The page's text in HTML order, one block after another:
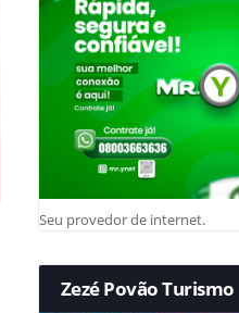
Seu provedor de internet.
Zezé Povão Turismo